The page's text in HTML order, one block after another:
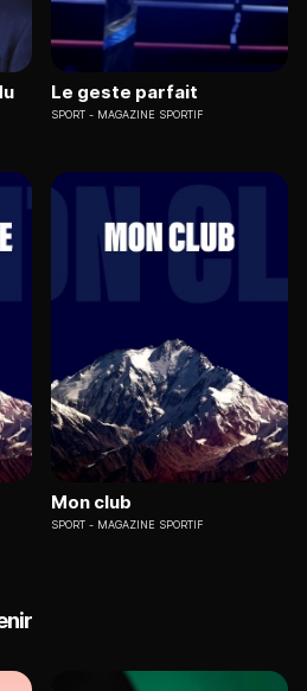
Le geste parfait
SPORT MAGAZINE SPORTIF
Mon club
SPORT MAGAZINE SPORTIF